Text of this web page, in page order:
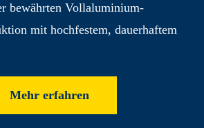
bewährten Voll­aluminium-
mit hoch­festem, dauer­haftem
Mehr erfahren